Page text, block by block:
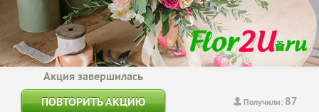
Получили: 87
Акция завершилась
ПОВТОРИТЬ АКЦИЮ